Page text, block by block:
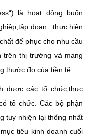
là hoạt động buốn
đoạn.. thực hiện
để phục cho nhu cầu
trên thị trường và mang
thước đo của tiền tệ
được các tổ chức,thực
tổ chức. Các bộ phận
tuy nhiện lại thống nhất
tiêu kinh doanh cuối